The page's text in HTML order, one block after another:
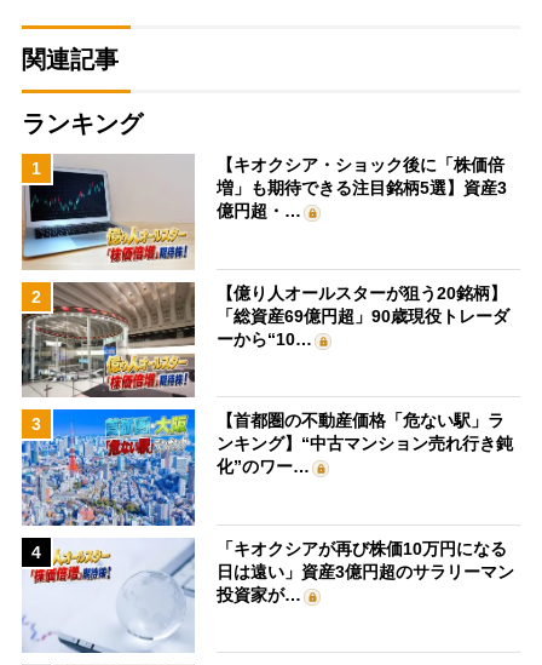
関連記事
ランキング
1
【キオクシア・ショック後に「株価倍
増」も期待できる注目銘柄5選】資産3
億円超・…
2
【億り人オールスターが狙う20銘柄】
「総資産69億円超」90歳現役トレーダ
ーから“10…
3
【首都圏の不動産価格「危ない駅」ラ
ンキング】“中古マンション売れ行き鈍
化”のワー…
4
「キオクシアが再び株価10万円になる
日は遠い」資産3億円超のサラリーマン
投資家が…